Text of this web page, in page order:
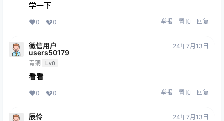
学一下
0 0 举报 置顶 回复
微信用户
users50179
青铜 Lv0
24年7月13日
看看
0 0 举报 置顶 回复
辰伶 24年7月13日